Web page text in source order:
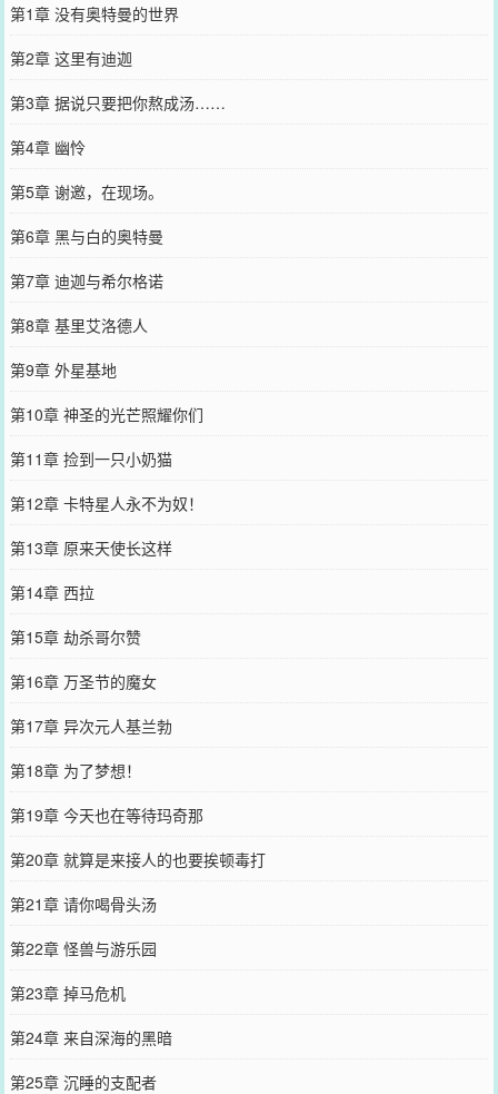
第1章 没有奥特曼的世界
第2章 这里有迪迦
第3章 据说只要把你熬成汤……
第4章 幽怜
第5章 谢邀，在现场。
第6章 黑与白的奥特曼
第7章 迪迦与希尔格诺
第8章 基里艾洛德人
第9章 外星基地
第10章 神圣的光芒照耀你们
第11章 捡到一只小奶猫
第12章 卡特星人永不为奴！
第13章 原来天使长这样
第14章 西拉
第15章 劫杀哥尔赞
第16章 万圣节的魔女
第17章 异次元人基兰勃
第18章 为了梦想！
第19章 今天也在等待玛奇那
第20章 就算是来接人的也要挨顿毒打
第21章 请你喝骨头汤
第22章 怪兽与游乐园
第23章 掉马危机
第24章 来自深海的黑暗
第25章 沉睡的支配者